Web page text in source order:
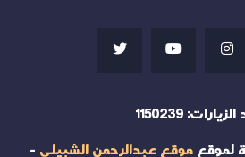
الزيارات: 1150239
لموقعموقع عبدالرحمن الشبيلي -